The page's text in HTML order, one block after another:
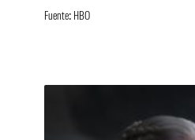
Fuente: HBO